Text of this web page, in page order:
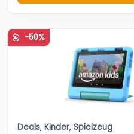
-50%
Deals, Kinder, Spielzeug